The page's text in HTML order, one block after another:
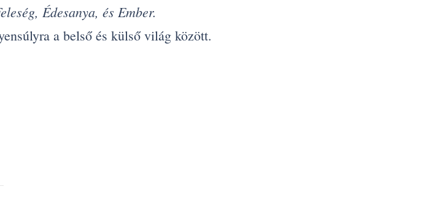
Édesanya, és Ember.
a belső és külső világ között.